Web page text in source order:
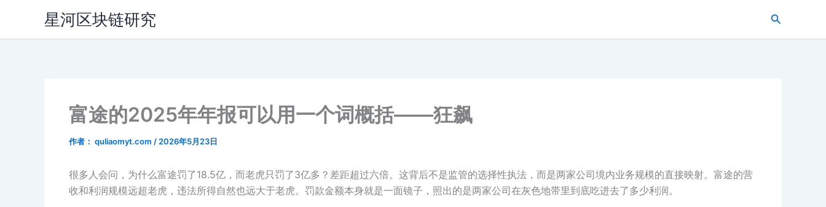
内
星河区块链研究
搜
富途的2025年年报可以用一个词概括——狂飙
作者： quliaomyt.com / 2026年5月23日
很多人会问，为什么富途罚了18.5亿，而老虎只罚了3亿多？差距超过六倍。这背后不是监管的选择性执法，而是两家公司境内业务规模的直接映射。富途的营
收和利润规模远超老虎，违法所得自然也远大于老虎。罚款金额本身就是一面镜子，照出的是两家公司在灰色地带里到底吃进去了多少利润。